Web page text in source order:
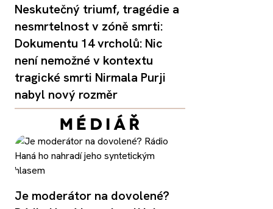
Neskutečný triumf, tragédie a
nesmrtelnost v zóně smrti:
Dokumentu 14 vrcholů: Nic
není nemožné v kontextu
tragické smrti Nirmala Purji
nabyl nový rozměr
Je moderátor na dovolené?